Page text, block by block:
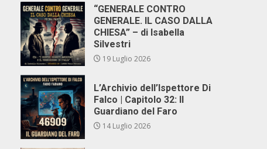
“GENERALE CONTRO
GENERALE. IL CASO DALLA
CHIESA” – di Isabella
Silvestri
19 Luglio 2026
L’Archivio dell’Ispettore Di
Falco | Capitolo 32: Il
Guardiano del Faro
14 Luglio 2026